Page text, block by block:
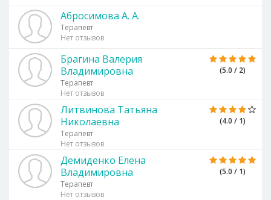
Абросимова А. А.
Терапевт
Нет отзывов
(5.0 / 2)
Брагина Валерия
Владимировна
Терапевт
Нет отзывов
(4.0 / 1)
Литвинова Татьяна
Николаевна
Терапевт
Нет отзывов
(5.0 / 1)
Демиденко Елена
Владимировна
Терапевт
Нет отзывов